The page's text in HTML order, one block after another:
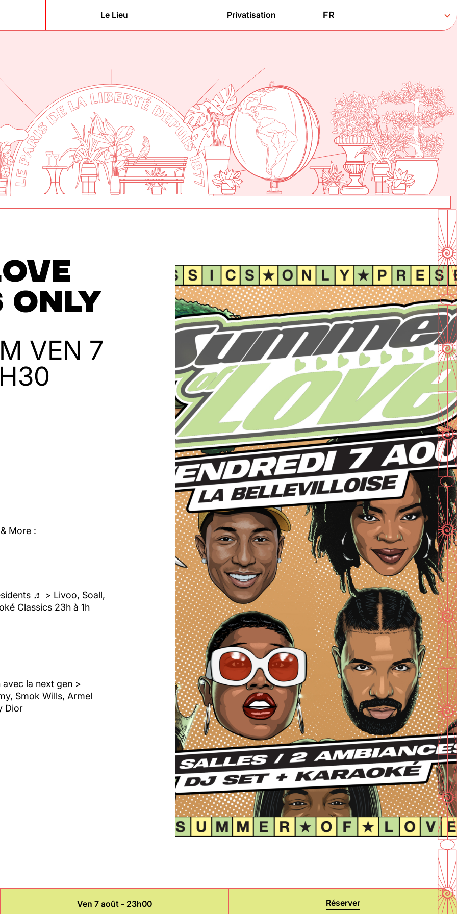
Le Lieu Privatisation
En savoir plus
En savoir plus
En savoir plus
Ven 7 août - 23h00 Réserver
Only
VEN 7
More :
♬ > Livoo, Soall,
Classics 23h à 1h
avec la next gen >
Smok Wills, Armel
Dior